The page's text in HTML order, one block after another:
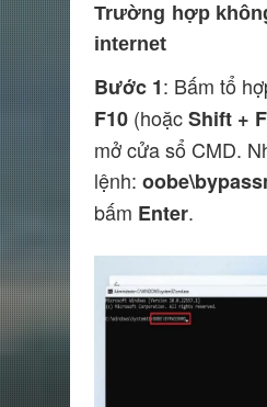
Trường hợp
internet
Bước 1: Bấm tổ
F10 (hoặcShift +
mở cửa sổ CMD.
lệnh:
bấm Enter.